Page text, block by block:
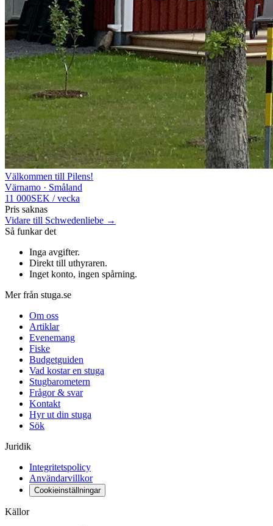
Välkommen till Pilens!
Värnamo · Småland
11 000SEK /vecka
Pris saknas
Vidare till Schwedenliebe →
Så funkar det
Inga avgifter.
Direkt till uthyraren.
Inget konto, ingen spårning.
Mer från stuga.se
Om oss
Artiklar
Evenemang
Fiske
Budgetguiden
Vad kostar en stuga
Stugbarometern
Frågor & svar
Kontakt
Hyr ut din stuga
Sök
Juridik
Integritetspolicy
Användarvillkor
Cookieinställningar
Källor